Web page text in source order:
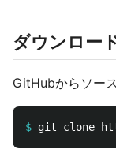
ダウンロー
GitHubからソー
$